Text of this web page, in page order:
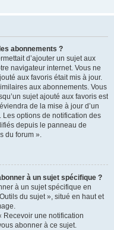
abonnements ?
d’ajouter un sujet aux
navigateur internet. Vous ne
aux favoris était mis à jour.
aux abonnements. Vous
sujet ajouté aux favoris est
de la mise à jour d’un
Les options de notification des
depuis le panneau de
du forum ».
à un sujet spécifique ?
à un sujet spécifique en
du sujet », situé en haut et
Recevoir une notification
abonner à ce sujet.